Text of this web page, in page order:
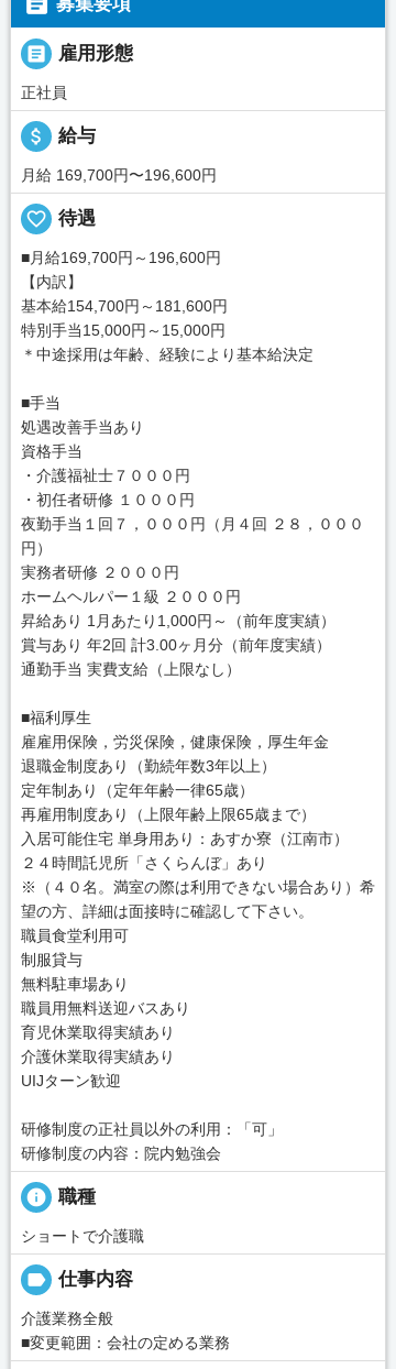
 雇用形態
正社員
attach_money 給与
月給 169,700円〜196,600円
favorite_border 待遇
■月給169,700円～196,600円
【内訳】
基本給154,700円～181,600円
特別手当15,000円～15,000円
＊中途採用は年齢、経験により基本給決定
■手当
処遇改善手当あり
資格手当
・介護福祉士７０００円
・初任者研修 １０００円
夜勤手当１回７，０００円（月４回 ２８，０００
円）
実務者研修 ２０００円
ホームヘルパー１級 ２０００円
昇給あり 1月あたり1,000円～（前年度実績）
賞与あり 年2回 計3.00ヶ月分（前年度実績）
通勤手当 実費支給（上限なし）
■福利厚生
雇雇用保険，労災保険，健康保険，厚生年金
退職金制度あり（勤続年数3年以上）
定年制あり（定年年齢一律65歳）
再雇用制度あり（上限年齢上限65歳まで）
入居可能住宅 単身用あり：あすか寮（江南市）
２４時間託児所「さくらんぼ」あり
※（４０名。満室の際は利用できない場合あり）希
望の方、詳細は面接時に確認して下さい。
職員食堂利用可
制服貸与
無料駐車場あり
職員用無料送迎バスあり
育児休業取得実績あり
介護休業取得実績あり
UIJターン歓迎
研修制度の正社員以外の利用：「可」
研修制度の内容：院内勉強会
info 職種
ショートで介護職
label 仕事内容
介護業務全般
■変更範囲：会社の定める業務